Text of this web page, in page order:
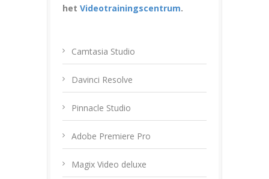
het Videotrainingscentrum.
Camtasia Studio
Davinci Resolve
Pinnacle Studio
Adobe Premiere Pro
Magix Video deluxe